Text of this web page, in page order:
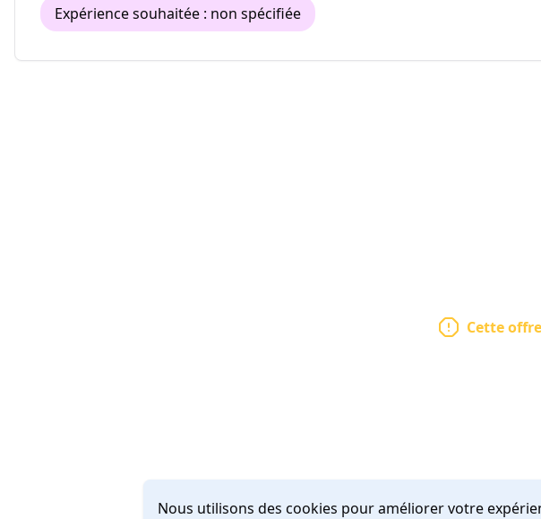
Expérience souhaitée : non spécifiée
Cette
Nous utilisons des cookies pour améliorer votre